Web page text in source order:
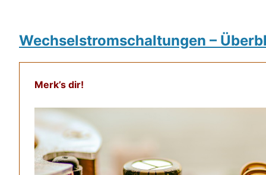
Wechselstromschaltungen –
Merk’s dir!